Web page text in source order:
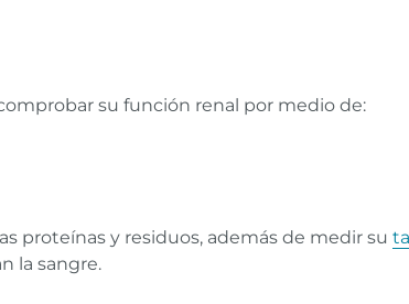
su función renal por medio de:
proteínas y residuos, además de medir su
la sangre.